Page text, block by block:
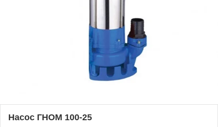
Насос ГНОМ 100-25